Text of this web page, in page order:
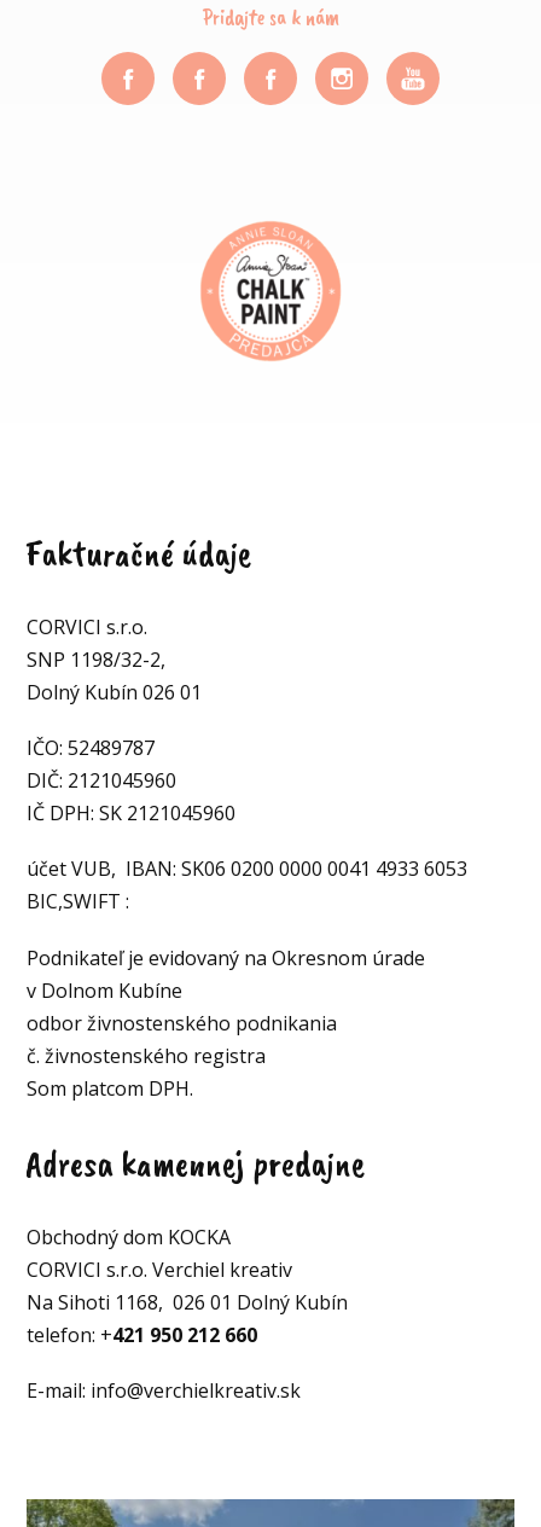
Pridajte sa k nám
Fakturačné údaje
CORVICI s.r.o.
SNP 1198/32-2,
Dolný Kubín 026 01
IČO: 52489787
DIČ: 2121045960
IČ DPH: SK 2121045960
účet VUB, IBAN: SK06 0200 0000 0041 4933 6053
BIC,SWIFT :
Podnikateľ je evidovaný na Okresnom úrade
v Dolnom Kubíne
odbor živnostenského podnikania
č. živnostenského registra
Som platcom DPH.
Adresa kamennej predajne
Obchodný dom KOCKA
CORVICI s.r.o. Verchiel kreativ
Na Sihoti 1168, 026 01 Dolný Kubín
telefon: +421 950 212 660
E-mail: info@verchielkreativ.sk